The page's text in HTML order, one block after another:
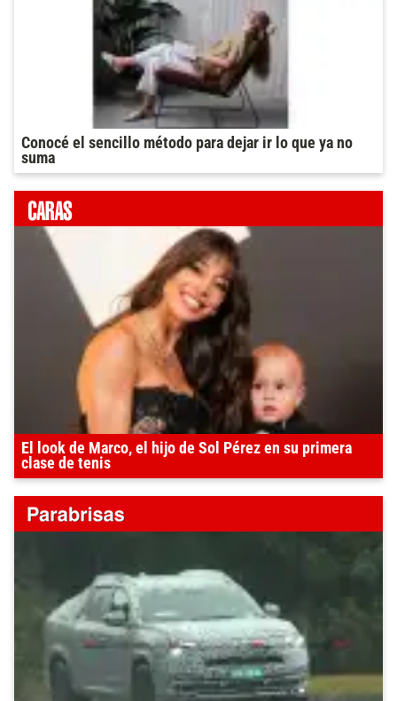
Conocé el sencillo método para dejar ir lo que ya no
suma
El look de Marco, el hijo de Sol Pérez en su primera
clase de tenis